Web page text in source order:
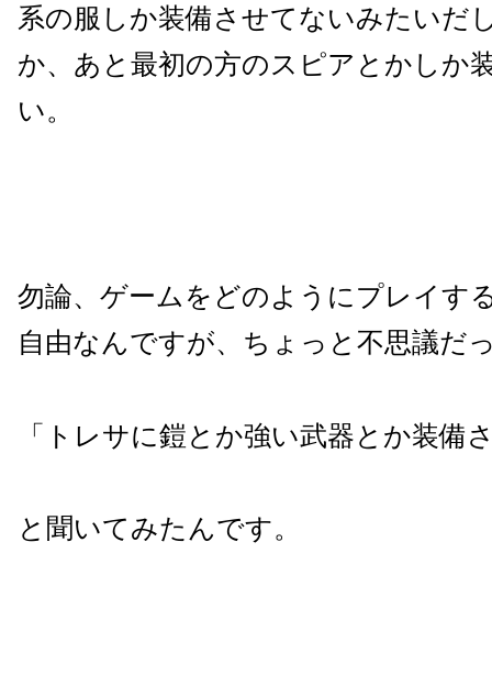
系の服しか装備させてないみたいだ
か、あと最初の方のスピアとかしか
い。
勿論、ゲームをどのようにプレイす
自由なんですが、ちょっと不思議だ
「トレサに鎧とか強い武器とか装備
と聞いてみたんです。